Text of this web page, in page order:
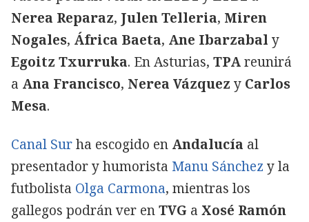
Nerea Reparaz, Julen Telleria, Miren
Nogales, África Baeta, Ane Ibarzabal y
Egoitz Txurruka. En Asturias, TPAreunirá
a Ana Francisco, Nerea Vázquez y Carlos
Mesa.
Canal Surha escogido en Andalucía al
presentador y humorista Manu Sánchez y la
futbolista Olga Carmona, mientras los
gallegos podrán ver enTVG a Xosé Ramón